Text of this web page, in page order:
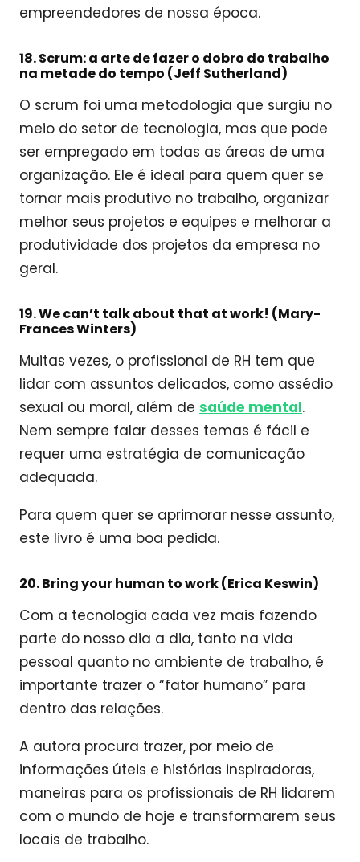
empreendedores de nossa época.
18. Scrum: a arte de fazer o dobro do trabalho
na metade do tempo (Jeff Sutherland)
O scrum foi uma metodologia que surgiu no
meio do setor de tecnologia, mas que pode
ser empregado em todas as áreas de uma
organização. Ele é ideal para quem quer se
tornar mais produtivo no trabalho, organizar
melhor seus projetos e equipes e melhorar a
produtividade dos projetos da empresa no
geral.
19. We can’t talk about that at work! (Mary-
Frances Winters)
Muitas vezes, o profissional de RH tem que
lidar com assuntos delicados, como assédio
sexual ou moral, além de saúde mental.
Nem sempre falar desses temas é fácil e
requer uma estratégia de comunicação
adequada.
Para quem quer se aprimorar nesse assunto,
este livro é uma boa pedida.
20. Bring your human to work (Erica Keswin)
Com a tecnologia cada vez mais fazendo
parte do nosso dia a dia, tanto na vida
pessoal quanto no ambiente de trabalho, é
importante trazer o “fator humano” para
dentro das relações.
A autora procura trazer, por meio de
informações úteis e histórias inspiradoras,
maneiras para os profissionais de RH lidarem
com o mundo de hoje e transformarem seus
locais de trabalho.